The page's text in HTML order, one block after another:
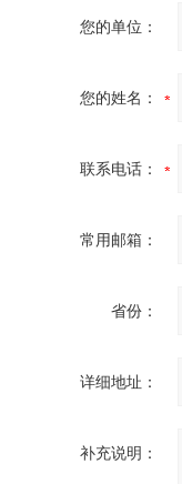
您的单位：
您的姓名：
联系电话：
常用邮箱：
省份：
详细地址：
补充说明：